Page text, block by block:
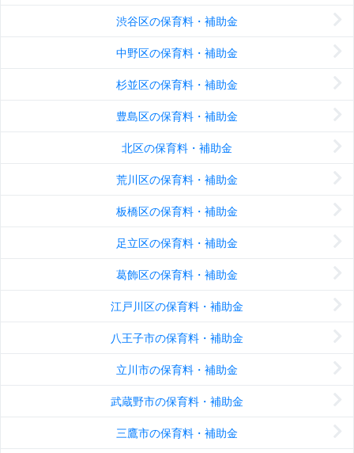
渋谷区の保育料・補助金
中野区の保育料・補助金
杉並区の保育料・補助金
豊島区の保育料・補助金
北区の保育料・補助金
荒川区の保育料・補助金
板橋区の保育料・補助金
足立区の保育料・補助金
葛飾区の保育料・補助金
江戸川区の保育料・補助金
八王子市の保育料・補助金
立川市の保育料・補助金
武蔵野市の保育料・補助金
三鷹市の保育料・補助金